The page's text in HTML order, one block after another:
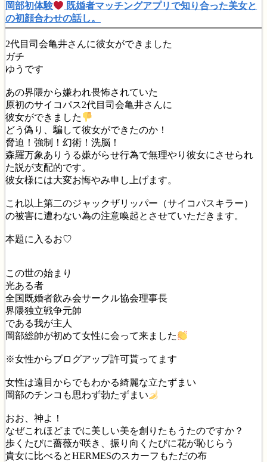
岡部初体験
既婚者マッチングアプリで知り合った美女と
の初顔合わせの話し。
2代目司会亀井さんに彼女ができました
ガチ
ゆうです
あの界隈から嫌われ畏怖されていた
原初のサイコパス2代目司会亀井さんに
彼女ができました
どう偽り、騙して彼女ができたのか！
脅迫！強制！幻術！洗脳！
森羅万象ありうる嫌がらせ行為で無理やり彼女にさせられ
た説が支配的です。
彼女様には大変お悔やみ申し上げます。
これ以上第二のジャックザリッパー（サイコパスキラー）
の被害に遭わない為の注意喚起とさせていただきます。
本題に入るお♡
この世の始まり
光ある者
全国既婚者飲み会サークル協会理事長
界隈独立戦争元帥
である我が主人
岡部総帥が初めて女性に会って来ました
※女性からブログアップ許可貰ってます
女性は遠目からでもわかる綺麗な立たずまい
岡部のチンコも思わず勃たずまい
おお、神よ！
なぜこれほどまでに美しい美を創りたもうたのですか？
歩くたびに薔薇が咲き、振り向くたびに花が恥じらう
貴女に比べるとHERMESのスカーフもただの布